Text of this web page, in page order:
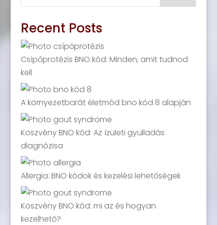
Recent Posts
Csípőprotézis BNO kód: Minden, amit tudnod
kell
A környezetbarát életmód bno kód 8 alapján
Köszvény BNO kód: Az ízületi gyulladás
diagnózisa
Allergia: BNO kódok és kezelési lehetőségek
Köszvény BNO kód: mi az és hogyan
kezelhető?